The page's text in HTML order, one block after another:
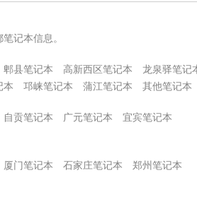
记本信息。
郫县笔记本 高新西区笔记本
龙泉驿笔记
本 邛崃笔记本 蒲江笔记本 其他笔记本
自贡笔记本 广元笔记本
宜宾笔记本
厦门笔记本 石家庄笔记本
郑州笔记本